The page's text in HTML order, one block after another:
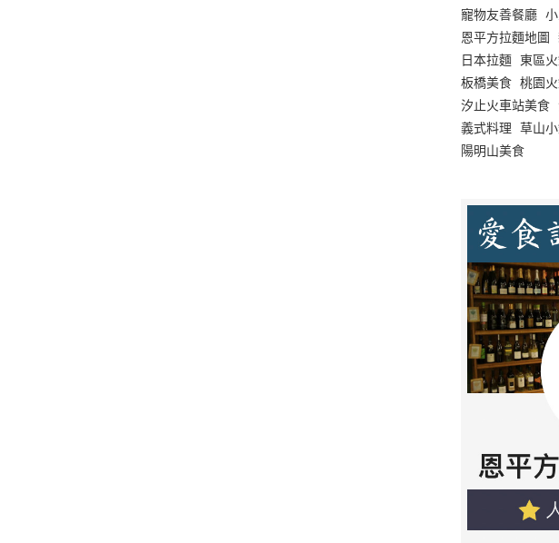
寵物友善餐廳
恩平方拉麵地圖
日本拉麵
東區
板橋美食 桃園
汐止火車站美食
義式料理
草山
陽明山美食